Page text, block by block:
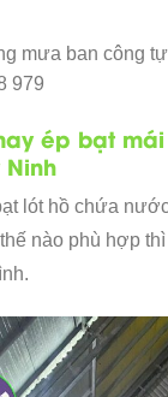
mưa ban công
979
ép bạt
lót hồ chứa
nào phù hợp